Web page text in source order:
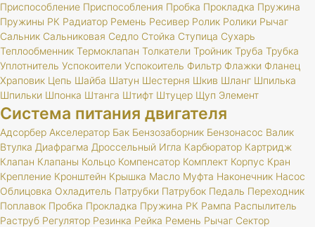
Приспособление Приспособления Пробка Прокладка Пружина
Пружины РК Радиатор Ремень Ресивер Ролик Ролики Рычаг
Сальник Сальниковая Седло Стойка Ступица Сухарь
Теплообменник Термоклапан Толкатели Тройник Труба Трубка
Уплотнитель Успокоители Успокоитель Фильтр Флажки Фланец
Храповик Цепь Шайба Шатун Шестерня Шкив Шланг Шпилька
Шпильки Шпонка Штанга Штифт Штуцер Щуп Элемент
Система питания двигателя
Адсорбер Акселератор Бак Бензозаборник Бензонасос Валик
Втулка Диафрагма Дроссельный Игла Карбюратор Картридж
Клапан Клапаны Кольцо Компенсатор Комплект Корпус Кран
Крепление Кронштейн Крышка Масло Муфта Наконечник Насос
Облицовка Охладитель Патрубки Патрубок Педаль Переходник
Поплавок Пробка Прокладка Пружина РК Рампа Распылитель
Раструб Регулятор Резинка Рейка Ремень Рычаг Сектор